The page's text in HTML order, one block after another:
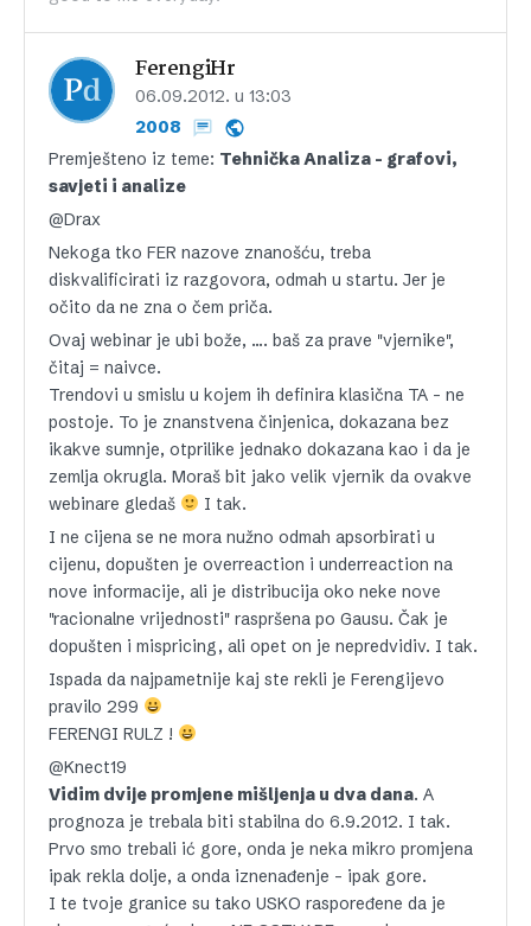
FerengiHr
06.09.2012. u 13:03
2008
Premješteno iz teme: Tehnička Analiza – grafovi,
savjeti i analize
@Drax
Nekoga tko FER nazove znanošću, treba
diskvalificirati iz razgovora, odmah u startu. Jer je
očito da ne zna o čem priča.
Ovaj webinar je ubi bože, …. baš za prave "vjernike",
čitaj = naivce.
Trendovi u smislu u kojem ih definira klasična TA – ne
postoje. To je znanstvena činjenica, dokazana bez
ikakve sumnje, otprilike jednako dokazana kao i da je
zemlja okrugla. Moraš bit jako velik vjernik da ovakve
webinare gledaš
I tak.
I ne cijena se ne mora nužno odmah apsorbirati u
cijenu, dopušten je overreaction i underreaction na
nove informacije, ali je distribucija oko neke nove
"racionalne vrijednosti" raspršena po Gausu. Čak je
dopušten i mispricing, ali opet on je nepredvidiv. I tak.
Ispada da najpametnije kaj ste rekli je Ferengijevo
pravilo 299
FERENGI RULZ !
@Knect19
Vidim dvije promjene mišljenja u dva dana. A
prognoza je trebala biti stabilna do 6.9.2012. I tak.
Prvo smo trebali ić gore, onda je neka mikro promjena
ipak rekla dolje, a onda iznenađenje – ipak gore.
I te tvoje granice su tako USKO raspoređene da je